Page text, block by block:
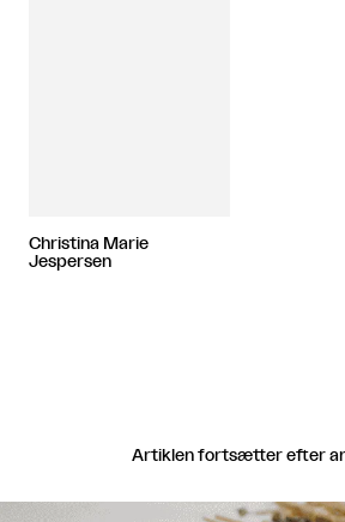
Christina Marie
Jespersen
Artiklen fortsætter efter